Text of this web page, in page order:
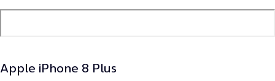
Apple iPhone 8 Plus